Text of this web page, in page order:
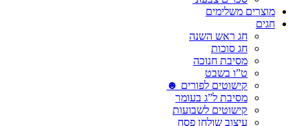
מוצרים משלימים
חגים
חג ראש השנה
חג סוכות
מסיבת חנוכה
ט”ו בשבט
קישוטים לפורים ☻
מסיבת ל”ג בעומר
קישוטים לשבועות
עיצוב שולחן פסח